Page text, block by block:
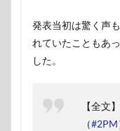
発表当初は驚く声
れていたこともあ
した。
【全文
（#2PM